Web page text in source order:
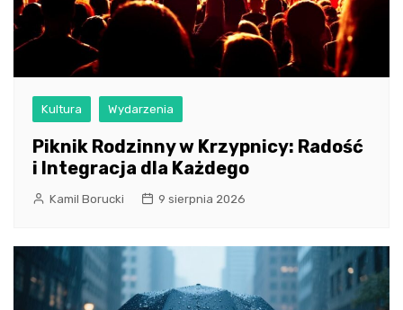
Kultura Wydarzenia
Piknik Rodzinny w Krzypnicy: Radość
i Integracja dla Każdego
Kamil Borucki 9 sierpnia 2026